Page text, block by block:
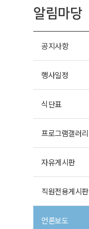
알림마당
공지사항
행사일정
식단표
프로그램갤러리
자유게시판
직원전용게시판
언론보도